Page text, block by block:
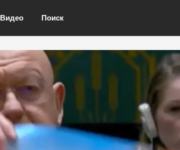
Видео Поиск